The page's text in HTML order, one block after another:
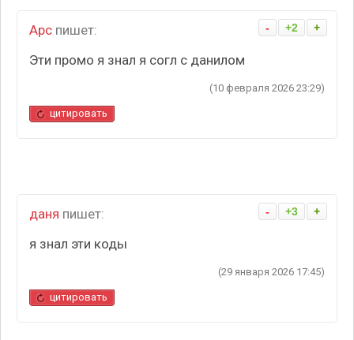
- +2 +
Арс пишет:
Эти промо я знал я согл с данилом
(10 февраля 2026 23:29)
цитировать
- +3 +
даня пишет:
я знал эти коды
(29 января 2026 17:45)
цитировать